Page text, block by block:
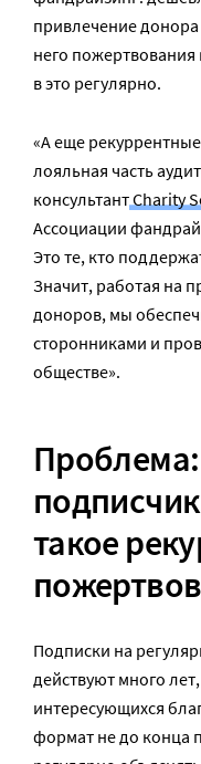
привлечение
него
в это регулярно.
«А еще
лояльная часть
консультантCharity
Ассоциации
Это те, кто
Значит, работая на
доноров, мы
сторонниками и
обществе».
такое
Подписки на
действуют много
интересующихся
формат не до конца